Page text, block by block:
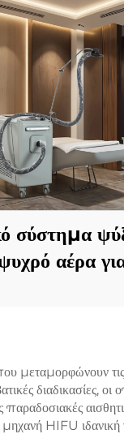
σύστημα
αέρα
του
και
τις
διαδικασίες, οι
HIFU